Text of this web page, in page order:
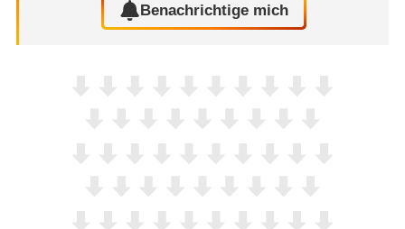
Benachrichtige mich